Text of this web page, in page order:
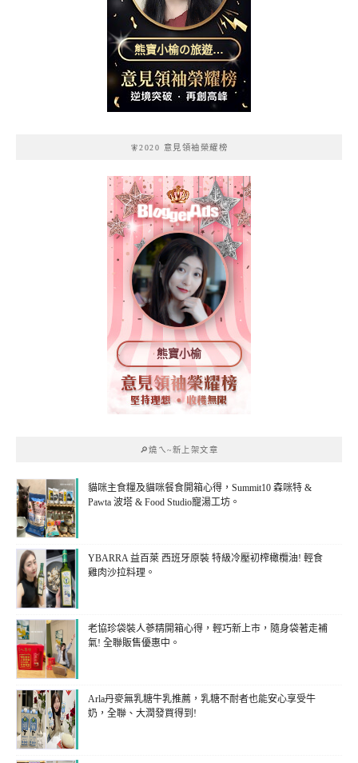
熊寶小榆の旅遊日
記
🧚2020 意見領袖榮耀榜
熊寶小榆
🔎燒ㄟ~新上架文章
貓咪主食糧及貓咪餐食開箱心得，Summit10 森咪特 &
Pawta 波塔 & Food Studio寵湯工坊。
YBARRA 益百萊 西班牙原裝 特級冷壓初榨橄欖油! 輕食
雞肉沙拉料理。
老協珍袋裝人蔘精開箱心得，輕巧新上市，隨身袋著走補
氣! 全聯販售優惠中。
Arla丹麥無乳糖牛乳推薦，乳糖不耐者也能安心享受牛
奶，全聯、大潤發買得到!